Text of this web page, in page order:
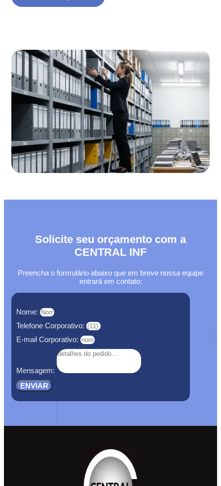
Solicite seu orçamento com a
CENTRAL INF
Preencha o formulário abaixo que em breve nossa equipe
entrará em contato:
Nome:
Telefone Corporativo:
E-mail Corporativo:
Mensagem:
ENVIAR